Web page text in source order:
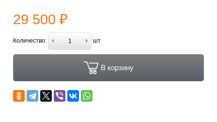
29 500 ₽
Количество: шт
В корзину